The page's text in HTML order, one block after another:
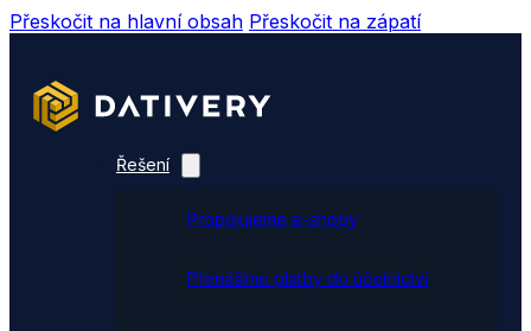
Přeskočit na hlavní obsah Přeskočit na zápatí
Řešení
Propojujeme e-shopy
Přenášíme platby do účetnictví